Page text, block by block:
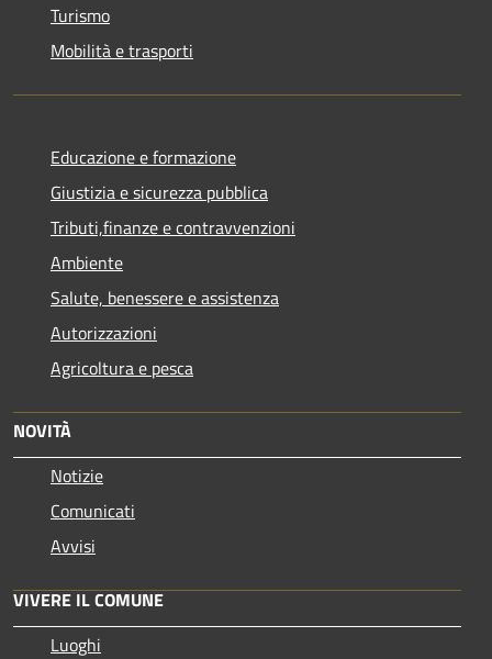
Turismo
Mobilità e trasporti
Educazione e formazione
Giustizia e sicurezza pubblica
Tributi,finanze e contravvenzioni
Ambiente
Salute, benessere e assistenza
Autorizzazioni
Agricoltura e pesca
NOVITÀ
Notizie
Comunicati
Avvisi
VIVERE IL COMUNE
Luoghi